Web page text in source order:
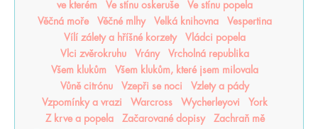
ve kterém
Ve stínu oskeruše
Ve stínu popela
Věčná moře
Věčné mlhy Velká knihovna
Vespertina
Vílí zálety a hříšné korzety
Vládci popela
Vlci zvěrokruhu
Vrány
Vrcholná republika
Všem klukům
Všem klukům, které jsem milovala
Vůně citrónu
Vzepři se noci
Vzlety a pády
Vzpomínky a vrazi
Warcross Wycherleyovi
York
Z krve a popela
Začarované dopisy
Zachraň mě